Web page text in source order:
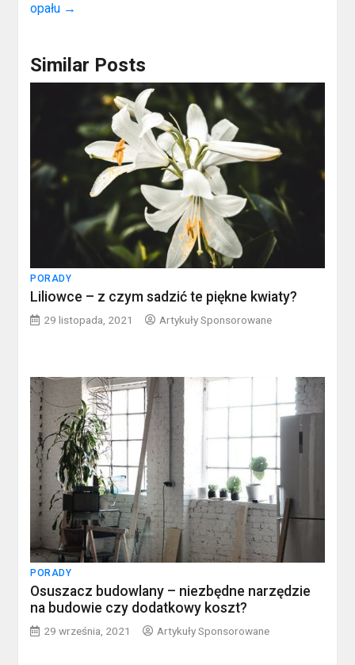
opału →
Similar Posts
PORADY
Liliowce – z czym sadzić te piękne kwiaty?
29 listopada, 2021 Artykuły Sponsorowane
PORADY
Osuszacz budowlany – niezbędne narzędzie
na budowie czy dodatkowy koszt?
29 września, 2021 Artykuły Sponsorowane